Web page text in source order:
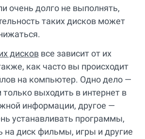
очень долго не выполнять,
таких дисков может
дисковвсе зависит от их
как часто вы происходит
на компьютер. Одно дело —
только выходить в интернет в
информации, другое —
устанавливать программы,
на диск фильмы, игры и другие